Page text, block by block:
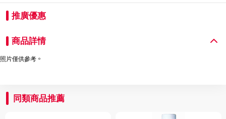
推廣優惠
商品詳情
照片僅供參考。
同類商品推薦